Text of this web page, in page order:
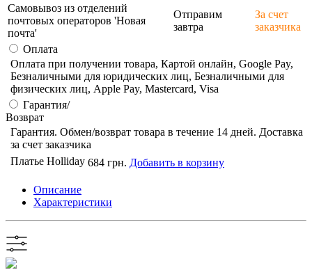
Самовывоз из отделений
почтовых операторов 'Новая
почта'
Отправим
завтра
За счет
заказчика
Оплата
Оплата при получении товара, Картой онлайн, Google Pay,
Безналичными для юридических лиц, Безналичными для
физических лиц, Apple Pay, Mastercard, Visa
Гарантия/
Возврат
Гарантия. Обмен/возврат товара в течение 14 дней. Доставка
за счет заказчика
Платье Holliday 684 грн. Добавить в корзину
Описание
Характеристики